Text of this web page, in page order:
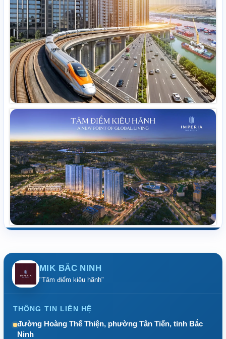
MIK BẮC NINH
"Tâm điểm kiêu hãnh"
THÔNG TIN LIÊN HỆ
đường Hoàng Thế Thiện, phường Tân Tiến, tỉnh Bắc
Ninh